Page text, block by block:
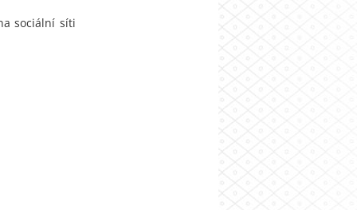
sociální síti